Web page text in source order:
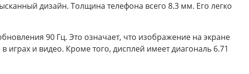
дизайн. Толщина телефона всего 8.3 мм. Его легко
90 Гц. Это означает, что изображение на экране
и видео. Кроме того, дисплей имеет диагональ 6.71